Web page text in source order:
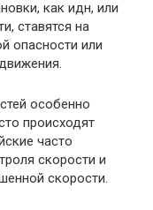
как идн, или
ставятся на
опасности или
особенно
происходят
часто
скорости и
скорости.